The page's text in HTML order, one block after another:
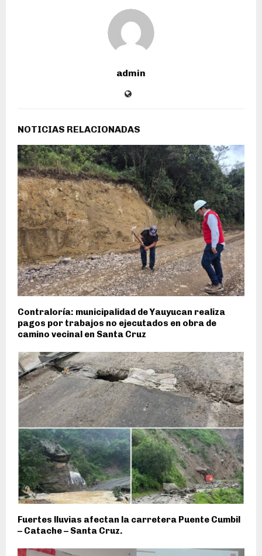
admin
NOTICIAS RELACIONADAS
Contraloría: municipalidad de Yauyucan realiza
pagos por trabajos no ejecutados en obra de
camino vecinal en Santa Cruz
Fuertes lluvias afectan la carretera Puente Cumbil
– Catache – Santa Cruz.